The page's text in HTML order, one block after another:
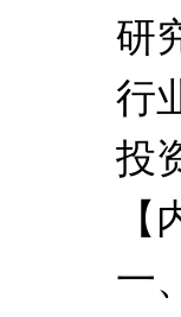
研
行
投
【
一